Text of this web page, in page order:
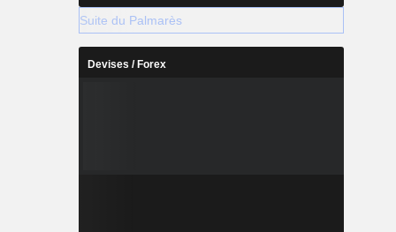
Suite du Palmarès
Devises / Forex